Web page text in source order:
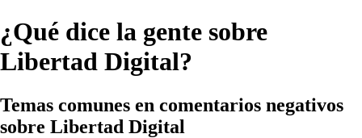
¿Qué dice la gente sobre
Libertad Digital?
Temas comunes en comentarios negativos
sobre Libertad Digital